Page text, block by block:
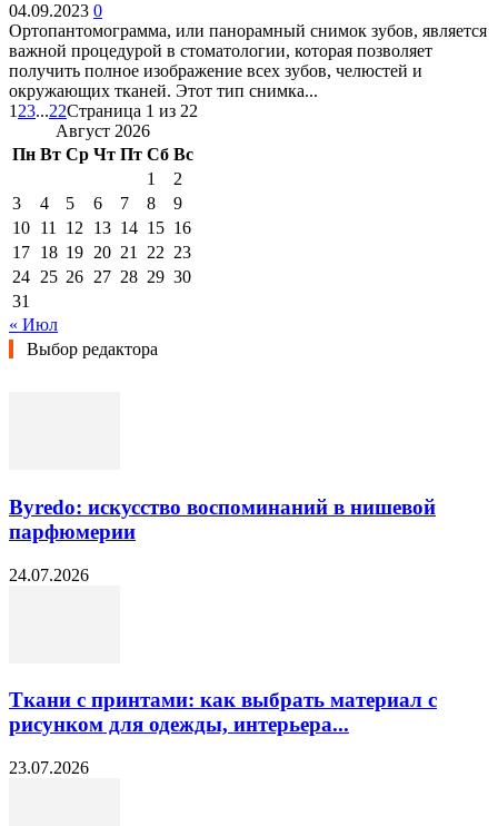
04.09.2023 0
Ортопантомограмма, или панорамный снимок зубов, является
важной процедурой в стоматологии, которая позволяет
получить полное изображение всех зубов, челюстей и
окружающих тканей. Этот тип снимка...
1 23...22Страница 1 из 22
Август 2026
Пн Вт Ср Чт Пт Сб Вс
1
2
3
4 5 6 7 8
9
10 11 12 13 14 15 16
17 18 19 20 21 22 23
24 25 26 27 28 29 30
31
« Июл
Выбор редактора
Byredo: искусство воспоминаний в нишевой
парфюмерии
24.07.2026
Ткани с принтами: как выбрать материал с
рисунком для одежды, интерьера...
23.07.2026